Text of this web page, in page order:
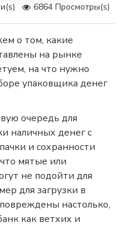
6864 Просмотры(s)
о том, какие
на рынке
на что нужно
упаковщика денег
очередь для
наличных денег с
и сохранности
мятые или
не подойти для
для загрузки в
настолько,
как ветхих и